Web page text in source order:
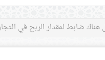
هناك ضابط لمقدار الربح في